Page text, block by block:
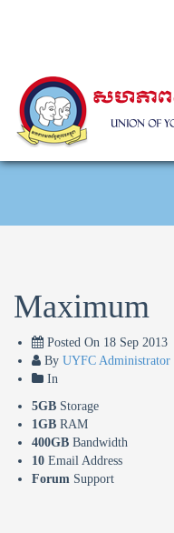
Maximum
Posted On 18 Sep 2013
By UYFC Administrator
In
5GB Storage
1GB RAM
400GB Bandwidth
10 Email Address
Forum Support